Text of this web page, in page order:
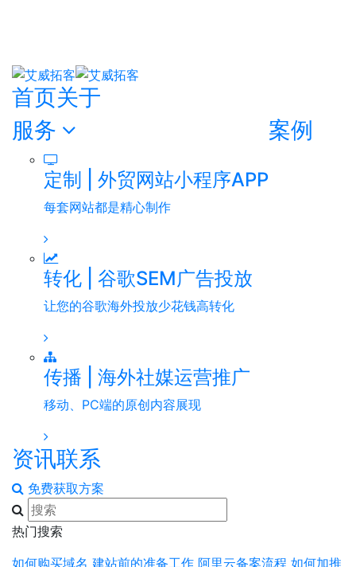
首页关于
服务
定制 | 外贸网站小程序APP
每套网站都是精心制作
转化 | 谷歌SEM广告投放
让您的谷歌海外投放少花钱高转化
传播 | 海外社媒运营推广
移动、PC端的原创内容展现
案例
资讯联系
免费获取方案
热门搜索
如何购买域名 建站前的准备工作 阿里云备案流程 如何加推